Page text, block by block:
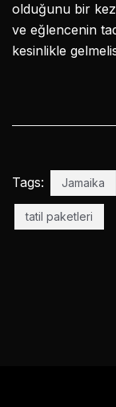
olduğunu bir
ve eğlencenin
kesinlikle
Tags: Jamaika
tatil paketleri